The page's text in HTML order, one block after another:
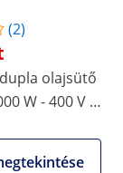
(2)
olajsütő
W - 400 V -
- hideg zóna